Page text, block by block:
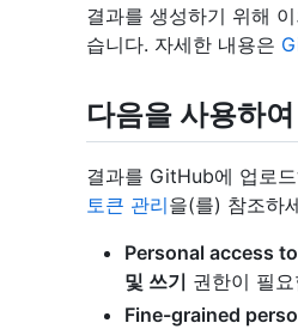
결과를 생성하기 위해
습니다. 자세한 내용은
다음을 사용하
결과를 GitHub에 업로
토큰 관리을(를) 참조하
Personal access
및 쓰기 권한이 필
Fine-grained